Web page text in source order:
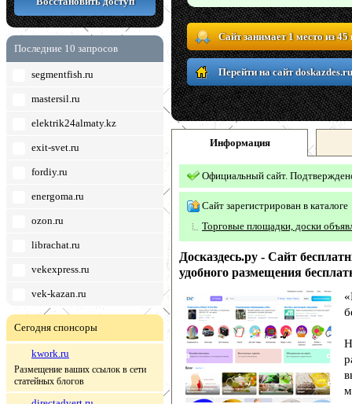
Последние 10 запросов
segmentfish.ru
mastersil.ru
elektrik24almaty.kz
exit-svet.ru
fordiy.ru
energoma.ru
ozon.ru
librachat.ru
vekexpress.ru
vek-kazan.ru
Сегодня спонсоры
kwork.ru
Размещение ваших ссылок в сети
статейных блогов
Сайт занимает 1 место из 45
Перейти на сайт
Информация
Официальный сайт.
Сайт зарегистрирован в каталоге
Торговые площадки, доски
Досказдесь.ру - Сайт
удобного размещения